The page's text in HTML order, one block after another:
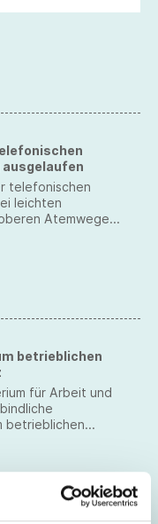
ausgelaufen
telefonischen
leichten
Atemwege
betrieblichen
für Arbeit und
betrieblichen